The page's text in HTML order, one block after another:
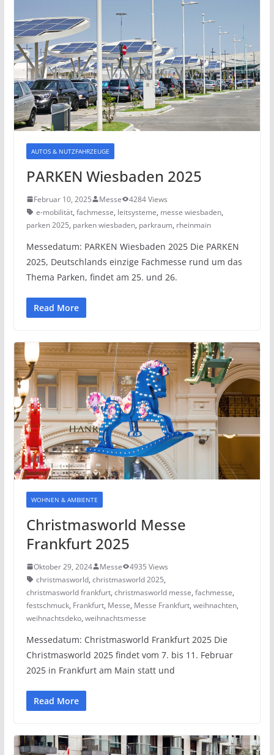
AUTOS & NUTZFAHRZEUGE
PARKEN Wiesbaden 2025
Februar 10, 2025 Messe
4284 Views
e-mobilität, fachmesse, leitsysteme, messe wiesbaden,
parken 2025, parken wiesbaden, parkraum, rheinmain
Messedatum: PARKEN Wiesbaden 2025 Die PARKEN
2025, Deutschlands einzige Fachmesse rund um das
Thema Parken, findet am 25. und 26.
Read More
WOHNEN & AMBIENTE
Christmasworld Messe
Frankfurt 2025
Oktober 29, 2024 Messe
4935 Views
christmasworld, christmasworld 2025,
christmasworld frankfurt, christmasworld messe, fachmesse,
festschmuck, Frankfurt, Messe, Messe Frankfurt, weihnachten,
weihnachtsdeko, weihnachtsmesse
Messedatum: Christmasworld Frankfurt 2025 Die
Christmasworld 2025 findet vom 7. bis 11. Februar
2025 in Frankfurt am Main statt und
Read More